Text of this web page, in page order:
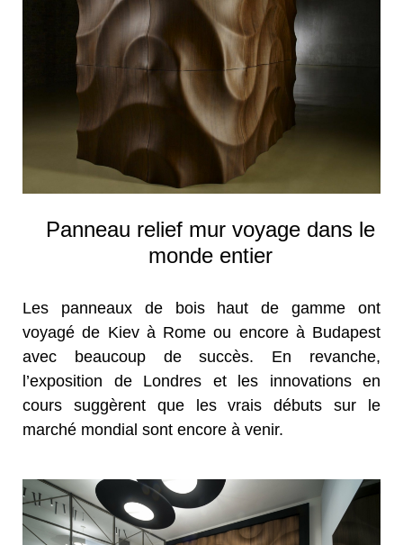
Panneau relief mur voyage dans le
monde entier
Les panneaux de bois haut de gamme ont
voyagé de Kiev à Rome ou encore à Budapest
avec beaucoup de succès. En revanche,
l’exposition de Londres et les innovations en
cours suggèrent que les vrais débuts sur le
marché mondial sont encore à venir.